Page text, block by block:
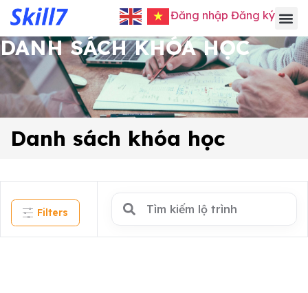
Đăng nhập Đăng ký
DANH SÁCH KHÓA HỌC
Danh sách khóa học
Filters